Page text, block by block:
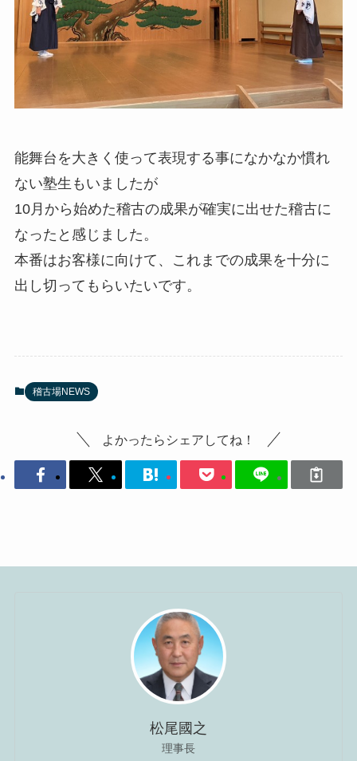
能舞台を大きく使って表現する事になかなか慣れ
ない塾生もいましたが
10月から始めた稽古の成果が確実に出せた稽古に
なったと感じました。
本番はお客様に向けて、これまでの成果を十分に
出し切ってもらいたいです。
稽古場NEWS
よかったらシェアしてね！
松尾國之
理事長